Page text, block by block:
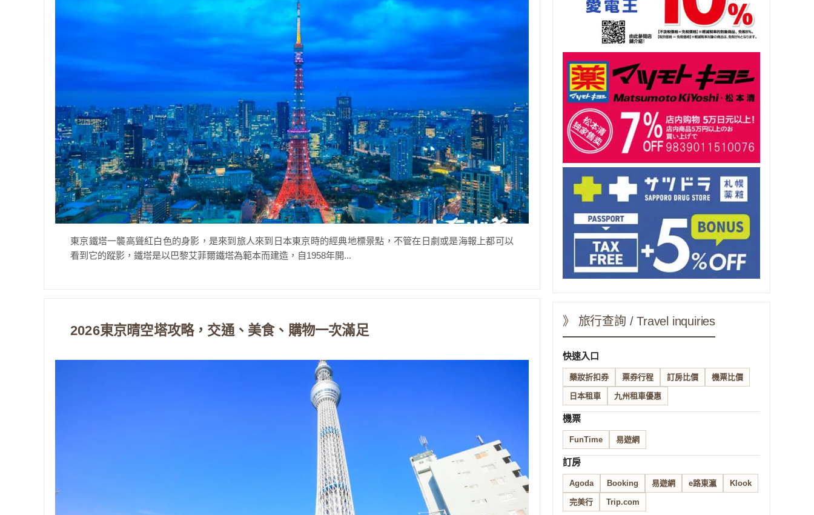
東京鐵塔一襲高聳紅白色的身影，是來到旅人來到日本東京時的經典地標景點，不管在日劇或是海報上都可以
看到它的蹤影，鐵塔是以巴黎艾菲爾鐵塔為範本而建造，自1958年開...
2026東京晴空塔攻略，交通、美食、購物一次滿足
》 旅行查詢 / Travel inquiries
快速入口
藥妝折扣券 票券行程 訂房比價 機票比價
日本租車 九州租車優惠
機票
FunTime 易遊網
訂房
Agoda Booking 易遊網 e路東瀛 Klook
完美行 Trip.com